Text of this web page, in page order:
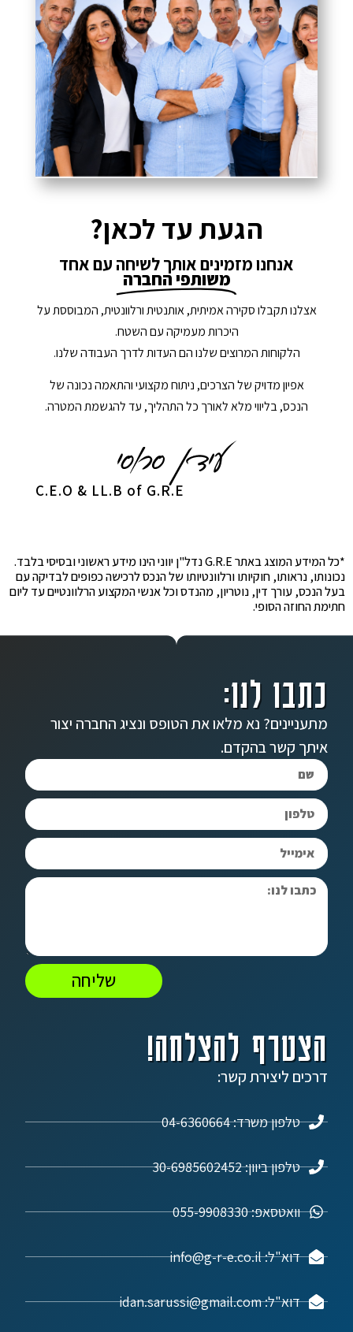
הגעת עד לכאן?
אנחנו מזמינים אותך לשיחה עם אחד
משותפי החברה
אצלנו תקבלו סקירה אמיתית, אותנטית ורלוונטית, המבוססת על
היכרות מעמיקה עם השטח.
הלקוחות המרוצים שלנו הם העדות לדרך העבודה שלנו.
אפיון מדויק של הצרכים, ניתוח מקצועי והתאמה נכונה של
הנכס, בליווי מלא לאורך כל התהליך, עד להגשמת המטרה.
C.E.O & LL.B of G.R.E
*כל המידע המוצג באתר G.R.E נדל"ן יווני הינו מידע ראשוני ובסיסי בלבד.
נכונותו, נראותו, חוקיותו ורלוונטיותו של הנכס לרכישה כפופים לבדיקה עם
בעל הנכס, עורך דין, נוטריון, מהנדס וכל אנשי המקצוע הרלוונטיים עד ליום
חתימת החוזה הסופי.
הצטרף להצלחה!
דרכים ליצירת קשר:
טלפון משרד: 04-6360664
טלפון ביוון: 30-6985602452
וואטסאפ: 055-9908330
דוא"ל: info@g-r-e.co.il
דוא"ל: idan.sarussi@gmail.com
כתבו לנו:
מתעניינים? נא מלאו את הטופס ונציג החברה יצור
איתך קשר בהקדם.
שליחה